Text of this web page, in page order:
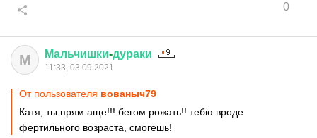
0
М Мальчишки-дураки
11:33, 03.09.2021
От пользователя вованыч79
Катя, ты прям аще!!! бегом рожать!! тебю вроде
фертильного возраста, смогешь!